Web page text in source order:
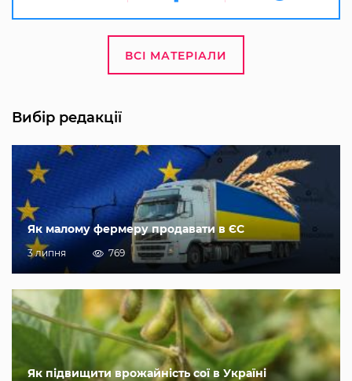
ВСІ МАТЕРІАЛИ
Вибір редакції
Як малому фермеру продавати в ЄС
3 липня 769
Як підвищити врожайність сої в Україні